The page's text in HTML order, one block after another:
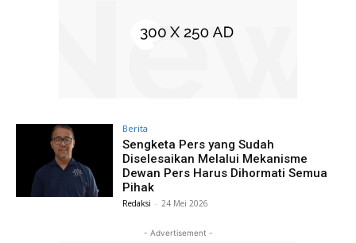
Berita
Sengketa Pers yang Sudah
Diselesaikan Melalui Mekanisme
Dewan Pers Harus Dihormati Semua
Pihak
Redaksi - 24 Mei 2026
- Advertisement -